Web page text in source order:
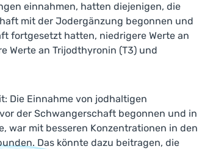
einnahmen, hatten diejenigen, die
mit der Jodergänzung begonnen und
fortgesetzt hatten, niedrigere Werte an
Werte an Trijodthyronin (T3) und
Die Einnahme von jodhaltigen
der Schwangerschaft begonnen und in
war mit besseren Konzentrationen in den
Das könnte dazu beitragen, die